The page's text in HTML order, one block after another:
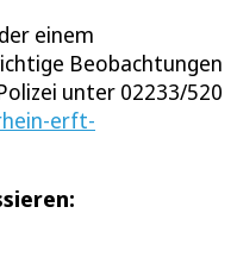
einem
Beobachtungen
unter 02233/520
erft-